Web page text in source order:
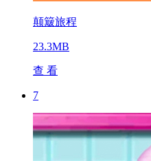
颠簸旅程
23.3MB
查 看
7